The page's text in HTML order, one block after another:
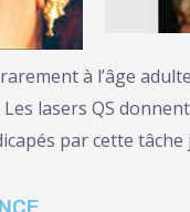
à l’âge
lasers QS
par cette tâche